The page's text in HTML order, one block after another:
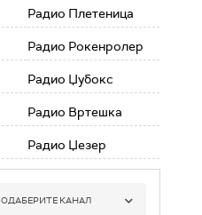
Радио Плетеница
Радио Рокенролер
Радио Џубокс
Радио Вртешка
Радио Џезер
ОДАБЕРИТЕ КАНАЛ